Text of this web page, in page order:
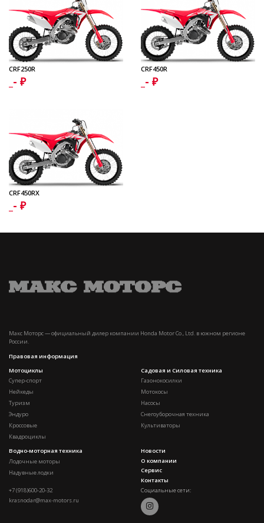
CRF250R
_- ₽
CRF450R
_- ₽
CRF450RX
_- ₽
Макс Моторс — официальный дилер компании Honda Motor Со., Ltd. в южном регионе
России.
Правовая информация
Мотоциклы
Супер-спорт
Нейкеды
Туризм
Эндуро
Кроссовые
Квадроциклы
Садовая и Силовая техника
Газонокосилки
Мотокосы
Насосы
Снегоуборочная техника
Культиваторы
Водно-моторная техника
Лодочные моторы
Надувные лодки
Новости
О компании
Сервис
Контакты
+7 (918)600-20-32
krasnodar@max-motors.ru
Социальные сети: